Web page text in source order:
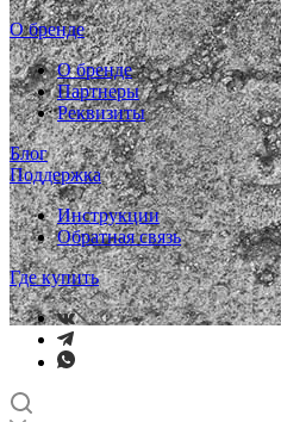
О бренде
О бренде
Партнеры
Реквизиты
Блог
Поддержка
Инструкции
Обратная связь
Где купить